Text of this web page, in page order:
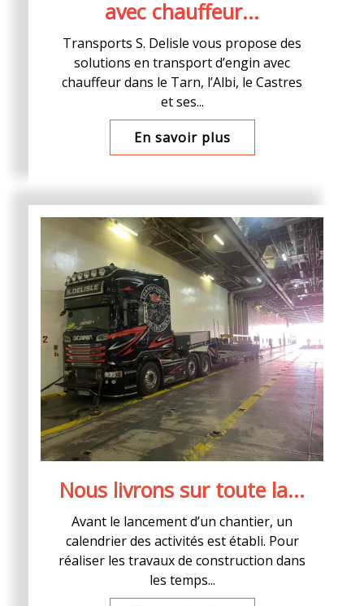
avec chauffeur...
Transports S. Delisle vous propose des
solutions en transport d’engin avec
chauffeur dans le Tarn, l’Albi, le Castres
et ses...
En savoir plus
Nous livrons sur toute la...
Avant le lancement d’un chantier, un
calendrier des activités est établi. Pour
réaliser les travaux de construction dans
les temps...